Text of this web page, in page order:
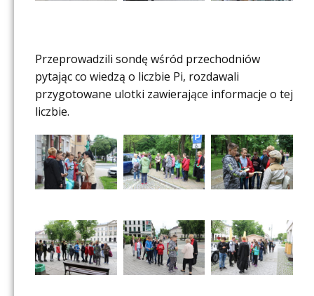
Przeprowadzili sondę wśród przechodniów
pytając co wiedzą o liczbie Pi, rozdawali
przygotowane ulotki zawierające informacje o tej
liczbie.